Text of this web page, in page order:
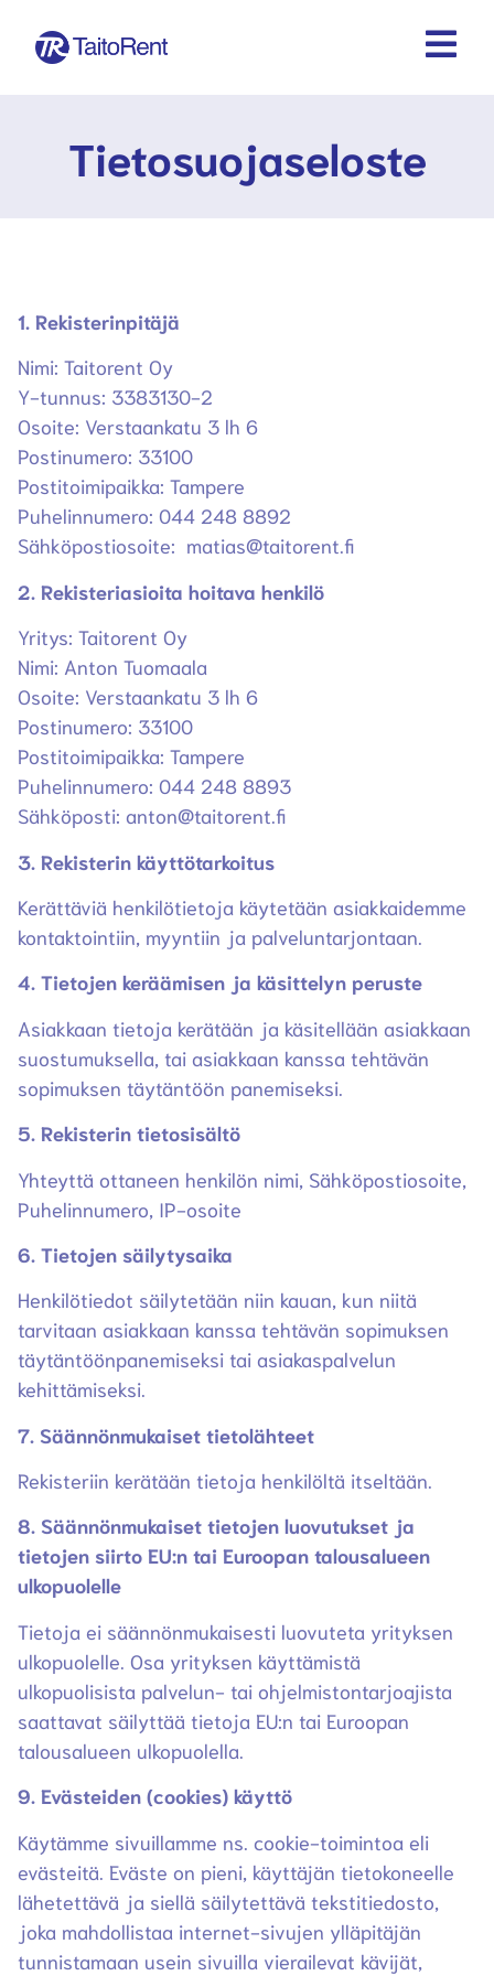
Tietosuojaseloste
1. Rekisterinpitäjä
Nimi: Taitorent Oy
Y-tunnus: 3383130-2
Osoite: Verstaankatu 3 lh 6
Postinumero: 33100
Postitoimipaikka: Tampere
Puhelinnumero: 044 248 8892
Sähköpostiosoite: matias@taitorent.fi
2. Rekisteriasioita hoitava henkilö
Yritys: Taitorent Oy
Nimi: Anton Tuomaala
Osoite: Verstaankatu 3 lh 6
Postinumero: 33100
Postitoimipaikka: Tampere
Puhelinnumero: 044 248 8893
Sähköposti: anton@taitorent.fi
3. Rekisterin käyttötarkoitus
Kerättäviä henkilötietoja käytetään asiakkaidemme
kontaktointiin, myyntiin ja palveluntarjontaan.
4. Tietojen keräämisen ja käsittelyn peruste
Asiakkaan tietoja kerätään ja käsitellään asiakkaan
suostumuksella, tai asiakkaan kanssa tehtävän
sopimuksen täytäntöön panemiseksi.
5. Rekisterin tietosisältö
Yhteyttä ottaneen henkilön nimi, Sähköpostiosoite,
Puhelinnumero, IP-osoite
6. Tietojen säilytysaika
Henkilötiedot säilytetään niin kauan, kun niitä
tarvitaan asiakkaan kanssa tehtävän sopimuksen
täytäntöönpanemiseksi tai asiakaspalvelun
kehittämiseksi.
7. Säännönmukaiset tietolähteet
Rekisteriin kerätään tietoja henkilöltä itseltään.
8. Säännönmukaiset tietojen luovutukset ja
tietojen siirto EU:n tai Euroopan talousalueen
ulkopuolelle
Tietoja ei säännönmukaisesti luovuteta yrityksen
ulkopuolelle. Osa yrityksen käyttämistä
ulkopuolisista palvelun- tai ohjelmistontarjoajista
saattavat säilyttää tietoja EU:n tai Euroopan
talousalueen ulkopuolella.
9. Evästeiden (cookies) käyttö
Käytämme sivuillamme ns. cookie-toimintoa eli
evästeitä. Eväste on pieni, käyttäjän tietokoneelle
lähetettävä ja siellä säilytettävä tekstitiedosto,
joka mahdollistaa internet-sivujen ylläpitäjän
tunnistamaan usein sivuilla vierailevat kävijät,